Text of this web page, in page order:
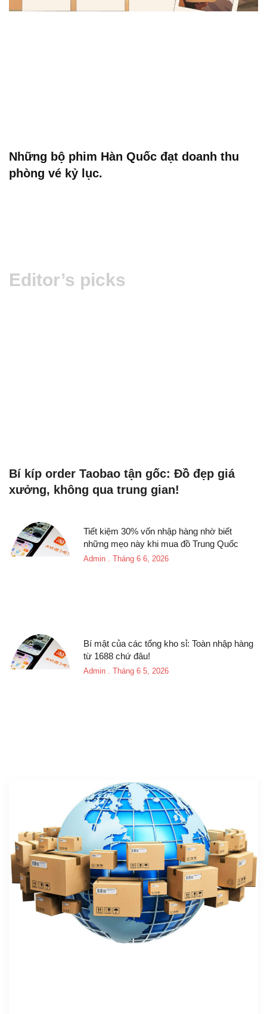
Những bộ phim Hàn Quốc đạt doanh thu
phòng vé kỷ lục.
Editor’s picks
Bí kíp order Taobao tận gốc: Đồ đẹp giá
xưởng, không qua trung gian!
Tiết kiệm 30% vốn nhập hàng nhờ biết
những mẹo này khi mua đồ Trung Quốc
Admin Tháng 6 6, 2026
Bí mật của các tổng kho sỉ: Toàn nhập hàng
từ 1688 chứ đâu!
Admin Tháng 6 5, 2026